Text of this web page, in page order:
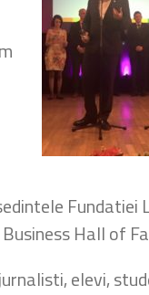
Hall of
elevi,